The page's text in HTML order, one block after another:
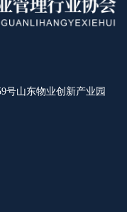
号山东物业创新产业园